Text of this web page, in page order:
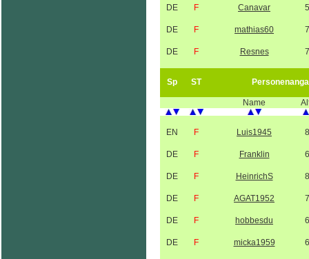
DE F Canavar
DE F mathias60
DE F Resnes
Sp ST
Name
EN F Luis1945
DE F Franklin
DE F HeinrichS
DE F AGAT1952
DE F hobbesdu
DE F micka1959